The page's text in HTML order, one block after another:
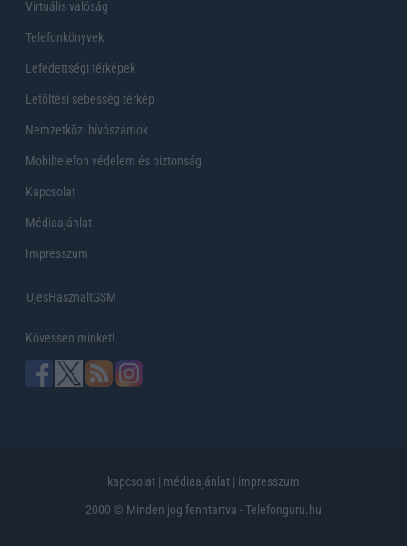
Virtuális valóság
Telefonkönyvek
Lefedettségi térképek
Letöltési sebesség térkép
Nemzetközi hívószámok
Mobiltelefon védelem és biztonság
Kapcsolat
Médiaajánlat
Impresszum
UjesHasznaltGSM
Kövessen minket!
kapcsolat | médiaajánlat | impresszum
2000 © Minden jog fenntartva - Telefonguru.hu